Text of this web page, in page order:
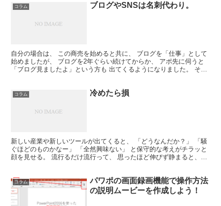
コラム ブログやSNSは名刺代わり。
自分の場合は、 この商売を始めると共に、 ブログを「仕事」として
始めましたが、 ブログを2年ぐらい続けてからか、 アポ先に伺うと
「ブログ見ましたよ」という方も 出てくるようになりました。 それ
コラム 冷めたら損
新しい産業や新しいツールが出てくると、 「どうなんだか？」 「騒
ぐほどのものかなー」 「全然興味ない」 と保守的な考えがチラッと
顔を見せる。 流行るだけ流行って、 思ったほど伸びず静まると、
コラム
パワポの画面録画機能で操作方法
の説明ムービーを作成しよう！